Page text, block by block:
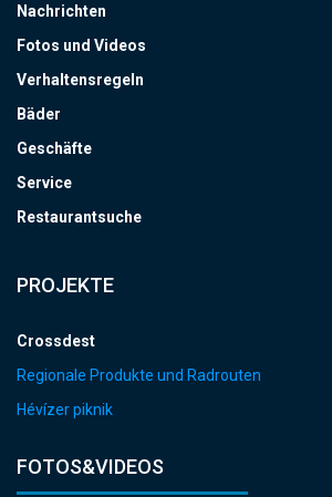
Nachrichten
Fotos und Videos
Verhaltensregeln
Bäder
Geschäfte
Service
Restaurantsuche
PROJEKTE
Crossdest
Regionale Produkte und Radrouten
Hévízer piknik
FOTOS&VIDEOS